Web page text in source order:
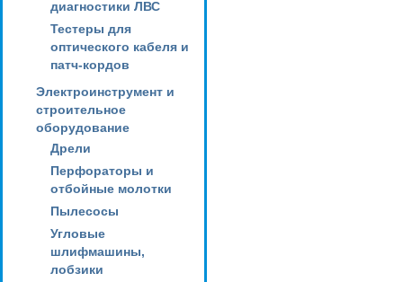
диагностики ЛВС
Тестеры для
оптического кабеля и
патч-кордов
Электроинструмент и
строительное
оборудование
Дрели
Перфораторы и
отбойные молотки
Пылесосы
Угловые
шлифмашины,
лобзики